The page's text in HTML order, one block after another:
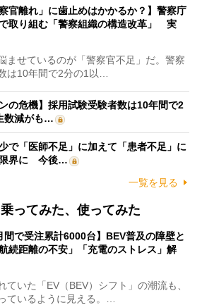
察官離れ」に歯止めはかかるか？】警察庁
取り組む「警察組織の構造改革」 実
せているのが「警察官不足」だ。警察
は10年間で2分の1以…
の危機】採用試験受験者数は10年間で2
数減がも…
で「医師不足」に加えて「患者不足」に
限界に 今後…
一覧を見る
ってみた、使ってみた
間で受注累計6000台】BEV普及の障壁と
続距離の不安」「充電のストレス」解
いた「EV（BEV）シフト」の潮流も、
ているように見える。…